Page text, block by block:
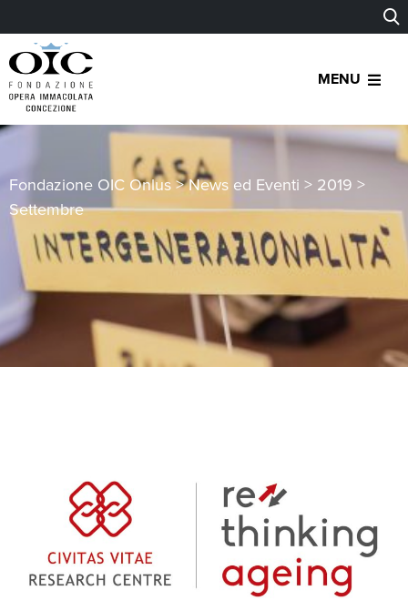
MENU
Fondazione OIC Onlus >News ed Eventi > 2019 >
Settembre